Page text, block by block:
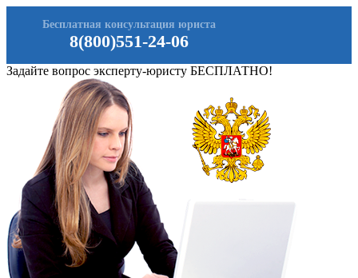
8(800)551-24-06
Бесплатная консультация юриста
Задайте вопрос эксперту-юристу БЕСПЛАТНО!